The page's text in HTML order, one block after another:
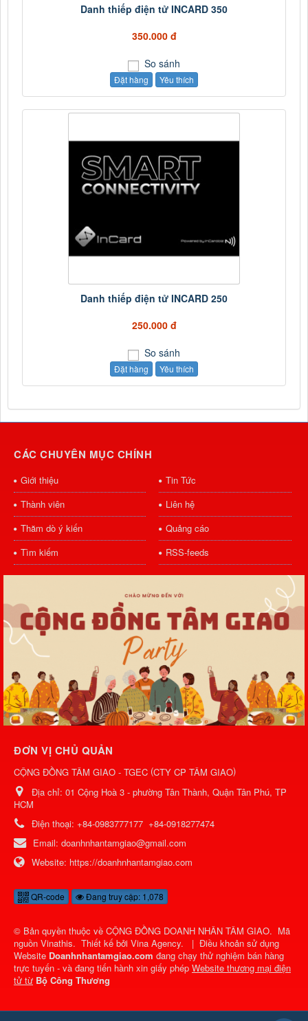
Danh thiếp điện tử INCARD 350
350.000 đ
So sánh
Đặt hàng Yêu thích
Danh thiếp điện tử INCARD 250
250.000 đ
So sánh
Đặt hàng Yêu thích
CÁC CHUYÊN MỤC CHÍNH
Giới thiệu
Tin Tức
Thành viên
Liên hệ
Thăm dò ý kiến
Quảng cáo
Tìm kiếm
RSS-feeds
ĐƠN VỊ CHỦ QUẢN
CỘNG ĐỒNG TÂM GIAO - TGEC (CTY CP TÂM GIAO)
Địa chỉ: 01 Cộng Hoà 3 - phường Tân Thành, Quận Tân Phú, TP
HCM
Điện thoại: +84-0983777177 +84-0918277474
Email: doanhnhantamgiao@gmail.com
Website: https://doanhnhantamgiao.com
QR-code Đang truy cập: 1,078
© Bản quyền thuộc về CỘNG ĐỒNG DOANH NHÂN TÂM GIAO. Mã
nguồn Vinathis. Thiết kế bởi Vina Agency. | Điều khoản sử dụng
Website Doanhnhantamgiao.com đang chạy thử nghiệm bán hàng
trực tuyến - và đang tiến hành xin giấy phép Website thương mại điện
tử từ Bộ Công Thương